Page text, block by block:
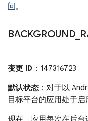
问。
BACKGROUND_
变更 ID ：147316723
默认状态 ：对于以
目标平台的应用处于启
现在，应用每次在后